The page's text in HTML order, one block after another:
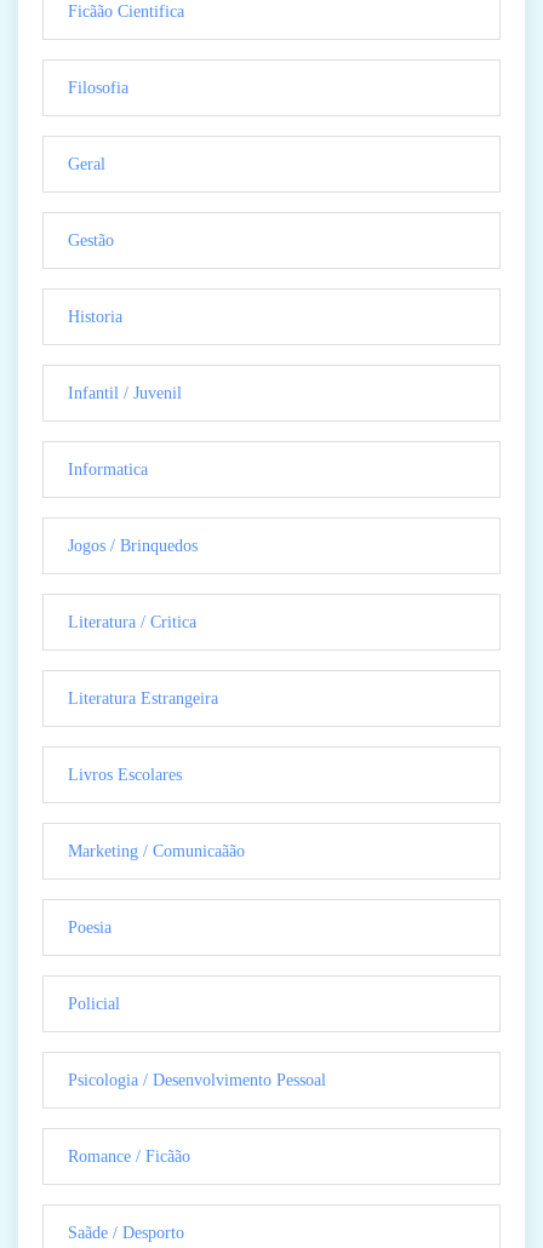
Ficãão Cientifica
Filosofia
Geral
Gestão
Historia
Infantil / Juvenil
Informatica
Jogos / Brinquedos
Literatura / Critica
Literatura Estrangeira
Livros Escolares
Marketing / Comunicaãão
Poesia
Policial
Psicologia / Desenvolvimento Pessoal
Romance / Ficãão
Saãde / Desporto